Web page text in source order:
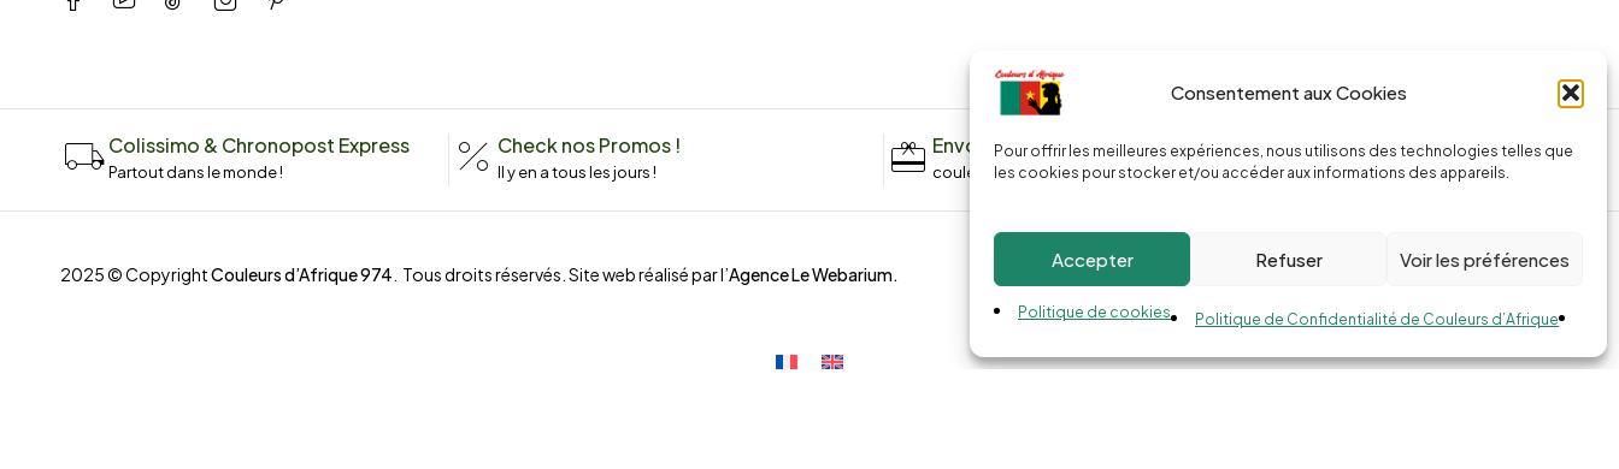
Consentement aux Cookies
Pour offrir les meilleures expériences, nous utilisons des technologies telles que
les cookies pour stocker et/ou accéder aux informations des appareils.
Accepter Refuser Voir les préférences
Politique de cookies Politique de Confidentialité de Couleurs d’Afrique
Colissimo & Chronopost Express
Partout dans le monde !
Check nos Promos !
Il y en a tous les jours !
Envoyez un message
couleursdafrique974.com
Appeler la boutique
(+262) 0262 43 50 38
2025 © CopyrightCouleurs d’Afrique 974 . Tous droits réservés. Site web réalisé par l’Agence Le Webarium